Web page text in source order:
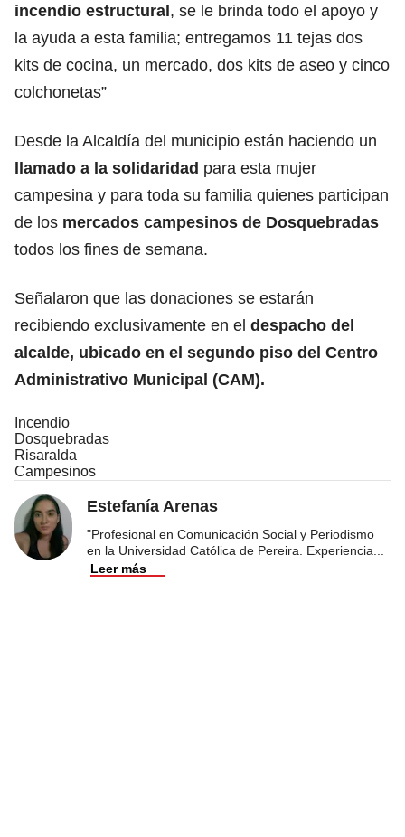
incendio estructural, se le brinda todo el apoyo y
la ayuda a esta familia; entregamos 11 tejas dos
kits de cocina, un mercado, dos kits de aseo y cinco
colchonetas”
Desde la Alcaldía del municipio están haciendo un
llamado a la solidaridad para esta mujer
campesina y para toda su familia quienes participan
de los mercados campesinos de Dosquebradas
todos los fines de semana.
Señalaron que las donaciones se estarán
recibiendo exclusivamente en el despacho del
alcalde, ubicado en el segundo piso del Centro
Administrativo Municipal (CAM).
Incendio
Dosquebradas
Risaralda
Campesinos
Estefanía Arenas
"Profesional en Comunicación Social y Periodismo
en la Universidad Católica de Pereira. Experiencia
Leer más